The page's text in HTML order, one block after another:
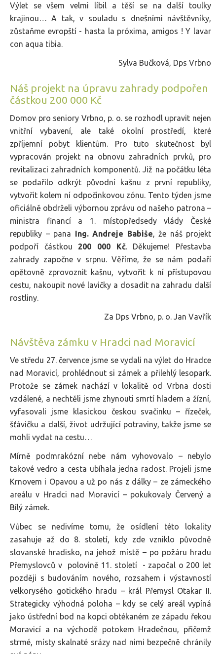
Výlet se všem velmi líbil a těší se na další toulky
krajinou… A tak, v souladu s dnešními návštěvníky,
zůstaňme evropští - hasta la próxima, amigos ! Y lavar
con aqua tibia.
Sylva Bučková, Dps Vrbno
Náš projekt na úpravu zahrady podpořen
částkou 200 000 Kč
Domov pro seniory Vrbno, p. o. se rozhodl upravit nejen
vnitřní vybavení, ale také okolní prostředí, které
zpříjemní pobyt klientům. Pro tuto skutečnost byl
vypracován projekt na obnovu zahradních prvků, pro
revitalizaci zahradních komponentů. Již na počátku léta
se podařilo odkrýt původní kašnu z první republiky,
vytvořit kolem ní odpočinkovou zónu. Tento týden jsme
oficiálně obdrželi výbornou zprávu od našeho patrona –
ministra financí a 1. místopředsedy vlády České
republiky – pana Ing. Andreje Babiše , že náš projekt
podpoří částkou 200 000 Kč. Děkujeme! Přestavba
zahrady započne v srpnu. Věříme, že se nám podaří
opětovně zprovoznit kašnu, vytvořit k ní přístupovou
cestu, nakoupit nové lavičky a dosadit na zahradu další
rostliny.
Za Dps Vrbno, p. o. Jan Vavřík
Návštěva zámku v Hradci nad Moravicí
Ve středu 27. července jsme se vydali na výlet do Hradce
nad Moravicí, prohlédnout si zámek a přilehlý lesopark.
Protože se zámek nachází v lokalitě od Vrbna dosti
vzdálené, a nechtěli jsme zhynouti smrtí hladem a žízní,
vyfasovali jsme klasickou českou svačinku – řízeček,
šťávičku a další, život udržující potraviny, takže jsme se
mohli vydat na cestu…
Mírně podmrakózní nebe nám vyhovovalo – nebylo
takové vedro a cesta ubíhala jedna radost. Projeli jsme
Krnovem i Opavou a už po nás z dálky – ze zámeckého
areálu v Hradci nad Moravicí – pokukovaly Červený a
Bílý zámek.
Vůbec se nedivíme tomu, že osídlení této lokality
zasahuje až do 8. století, kdy zde vzniklo původně
slovanské hradisko, na jehož místě – po požáru hradu
Přemyslovců v polovině 11. století - započal o 200 let
později s budováním nového, rozsahem i výstavností
velkorysého gotického hradu – král Přemysl Otakar II.
Strategicky výhodná poloha – kdy se celý areál vypíná
jako ústřední bod na kopci obtékaném ze západu řekou
Moravicí a na východě potokem Hradečnou, přičemž
strmé, místy skalnaté srázy nad nimi bezpečně chránily